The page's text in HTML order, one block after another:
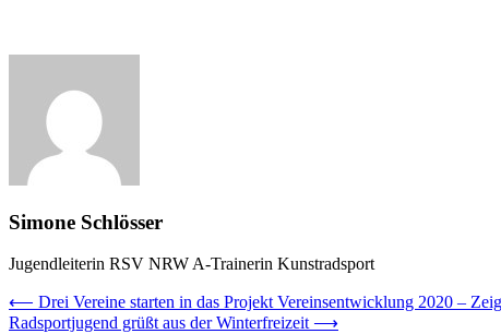
Simone Schlösser
Jugendleiterin RSV NRW A-Trainerin Kunstradsport
Beitragsnavigation
⟵ Drei Vereine starten in das Projekt Vereinsentwicklung 2020 –
Radsportjugend grüßt aus der Winterfreizeit ⟶